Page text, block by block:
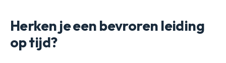
Herken je een bevroren leiding
op tijd?